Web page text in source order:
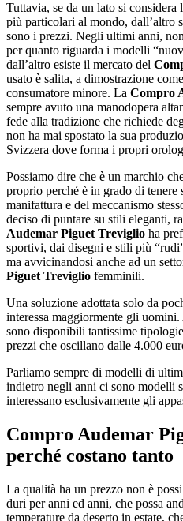
Tuttavia, se da un lato si
più particolari al mondo, dall’altro
sono i prezzi. Negli ultimi anni,
per quanto riguarda i modelli
dall’altro esiste il mercato del
usato è salita, a dimostrazione
consumatore minore. La Compro
sempre avuto una manodopera
fede alla tradizione che richiede
non ha mai spostato la sua
Svizzera dove forma i propri
Possiamo dire che è un marchio
proprio perché è in grado di
manifattura e del meccanismo
deciso di puntare su stili eleganti,
Audemar Piguet Treviglio ha
sportivi, dai disegni e stili più
ma avvicinandosi anche ad un
Piguet Treviglio femminili.
Una soluzione adottata solo da
interessa maggiormente gli
sono disponibili tantissime
prezzi che oscillano dalle 4.000
Parliamo sempre di modelli di
indietro negli anni ci sono modelli
interessano esclusivamente gli
Compro Audemar
perché costano tanto
La qualità ha un prezzo non è
duri per anni ed anni, che possa
temperature da deserto in estate,